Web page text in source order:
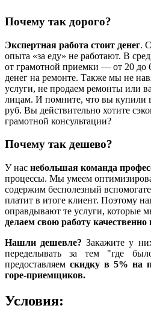
Почему так дорого?
Экспертная работа стоит денег.
опыта «за еду» не работают. В
от грамотной приемки — от 20 до
денег на ремонте. Также мы не
услуги, не продаем ремонты или
лицам. И помните, что вы купили
руб. Вы действительно хотите
грамотной консультации?
Почему так дешево?
У нас небольшая команда
процессы. Мы умеем
содержим бесполезный
платит в итоге клиент. Поэтому
оправдывают те услуги, которые
делаем свою работу качественно
Нашли дешевле? Закажите у
переделывать за тем "где
предоставляем скидку в 5% на
горе-приемщиков.
Условия: